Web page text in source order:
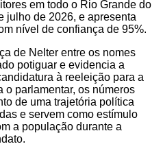
em todo o Rio Grande do
julho de 2026, e apresenta
nível de confiança de 95%.
de Nelter entre os nomes
potiguar e evidencia a
à reeleição para a
parlamentar, os números
de uma trajetória política
e servem como estímulo
a população durante a